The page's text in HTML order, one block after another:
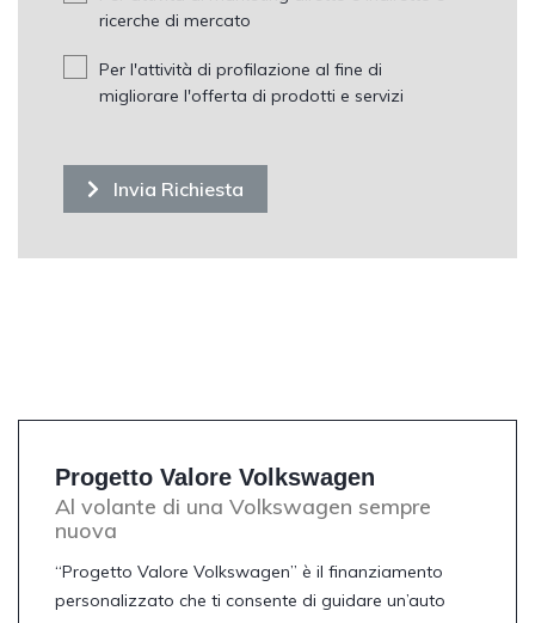
ricerche di mercato
Per l'attività di profilazione al fine di
migliorare l'offerta di prodotti e servizi
Invia Richiesta
Progetto Valore Volkswagen
Al volante di una Volkswagen sempre
nuova
“Progetto Valore Volkswagen” è il finanziamento
personalizzato che ti consente di guidare un’auto